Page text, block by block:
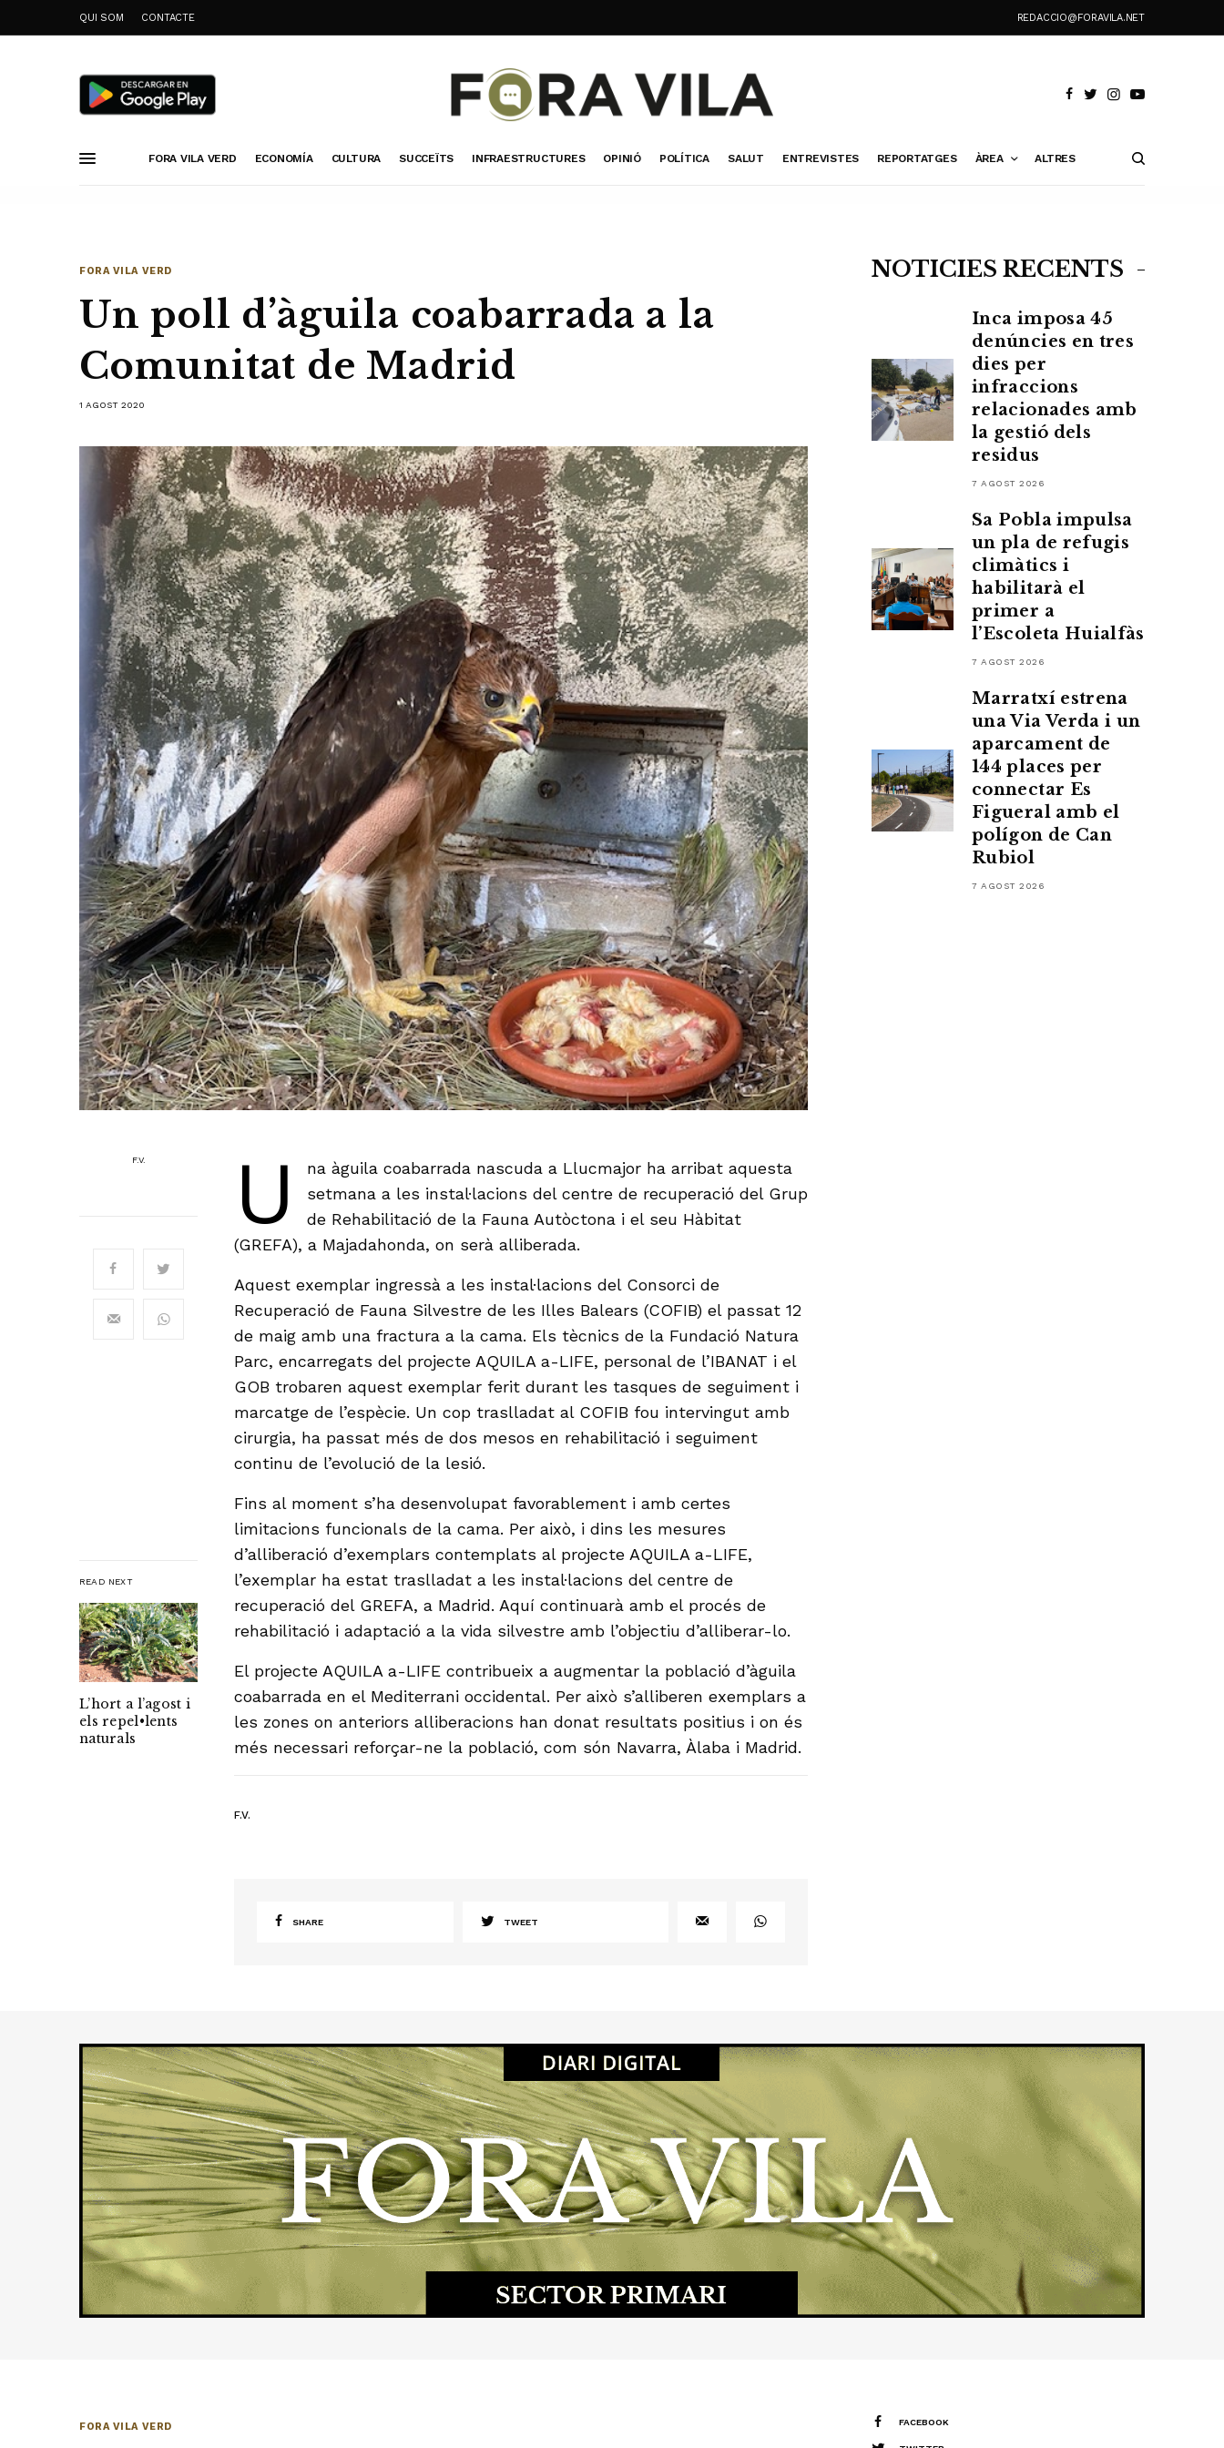
QUI SOM CONTACTE REDACCIO@FORAVILA.NET
FORA VILA VERD ECONOMÍA CULTURA SUCCEÏTS INFRAESTRUCTURES OPINIÓ POLÍTICA SALUT ENTREVISTES REPORTATGES ÀREA ALTRES
FORA VILA VERD
Un poll d’àguila coabarrada a la
Comunitat de Madrid
1 AGOST 2020
F.V.
READ NEXT
L’hort a l’agost i
els repel•lents
naturals
U
na àguila coabarrada nascuda a Llucmajor ha arribat aquesta
setmana a les instal·lacions del centre de recuperació del Grup
de Rehabilitació de la Fauna Autòctona i el seu Hàbitat
(GREFA), a Majadahonda, on serà alliberada.
Aquest exemplar ingressà a les instal·lacions del Consorci de
Recuperació de Fauna Silvestre de les Illes Balears (COFIB) el passat 12
de maig amb una fractura a la cama. Els tècnics de la Fundació Natura
Parc, encarregats del projecte AQUILA a-LIFE, personal de l’IBANAT i el
GOB trobaren aquest exemplar ferit durant les tasques de seguiment i
marcatge de l’espècie. Un cop traslladat al COFIB fou intervingut amb
cirurgia, ha passat més de dos mesos en rehabilitació i seguiment
continu de l’evolució de la lesió.
Fins al moment s’ha desenvolupat favorablement i amb certes
limitacions funcionals de la cama. Per això, i dins les mesures
d’alliberació d’exemplars contemplats al projecte AQUILA a-LIFE,
l’exemplar ha estat traslladat a les instal·lacions del centre de
recuperació del GREFA, a Madrid. Aquí continuarà amb el procés de
rehabilitació i adaptació a la vida silvestre amb l’objectiu d’alliberar-lo.
El projecte AQUILA a-LIFE contribueix a augmentar la població d’àguila
coabarrada en el Mediterrani occidental. Per això s’alliberen exemplars a
les zones on anteriors alliberacions han donat resultats positius i on és
més necessari reforçar-ne la població, com són Navarra, Àlaba i Madrid.
F.V.
SHARE TWEET
NOTÍCIES RECENTS
Inca imposa 45
denúncies en tres
dies per
infraccions
relacionades amb
la gestió dels
residus
7 AGOST 2026
Sa Pobla impulsa
un pla de refugis
climàtics i
habilitarà el
primer a
l’Escoleta Huialfàs
7 AGOST 2026
Marratxí estrena
una Via Verda i un
aparcament de
144 places per
connectar Es
Figueral amb el
polígon de Can
Rubiol
7 AGOST 2026
FORA VILA VERD FACEBOOK